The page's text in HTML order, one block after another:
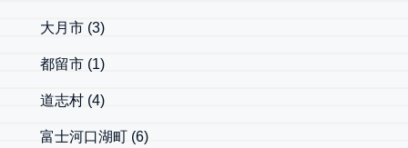
大月市 (3)
都留市 (1)
道志村 (4)
富士河口湖町 (6)